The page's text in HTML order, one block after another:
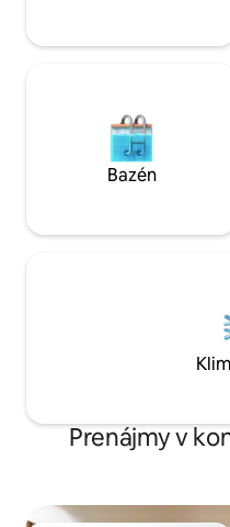
Bazén
Prenájmy v